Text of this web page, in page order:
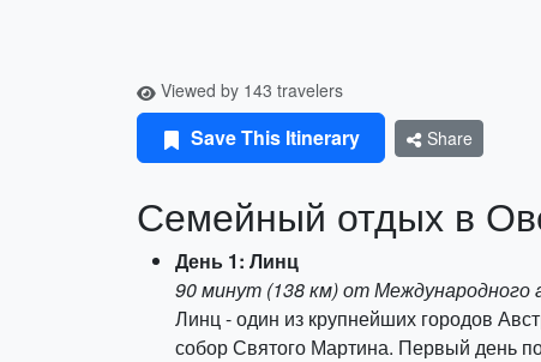
Viewed by 143 travelers
Save This Itinerary Share
Семейный отдых в
День 1: Линц
90 минут (138 км) от Международного
Линц - один из крупнейших городов
собор Святого Мартина. Первый день